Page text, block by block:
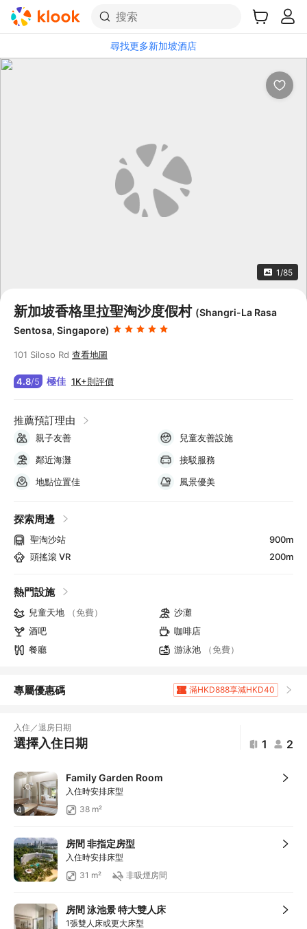
搜索
尋找更多新加坡酒店
1/85
新加坡香格里拉聖淘沙度假村 (Shangri-La Rasa
Sentosa, Singapore)
101 Siloso Rd 查看地圖
4.8/5 極佳 1K+則評價
推薦預訂理由
親子友善
兒童友善設施
鄰近海灘
接駁服務
地點位置佳
風景優美
探索周邊
聖淘沙站
900m
頭搖滾 VR
200m
熱門設施
兒童天地 （免費）
沙灘
酒吧
咖啡店
餐廳
游泳池 （免費）
專屬優惠碼
滿HKD888享減HKD40
滿HKD800享減HKD50
入住／退房日期
選擇入住日期 1 2
4
Family Garden Room
入住時安排床型
38 m²
房間 非指定房型
入住時安排床型
31 m²
非吸煙房間
房間 泳池景 特大雙人床
1張雙人床或更大床型